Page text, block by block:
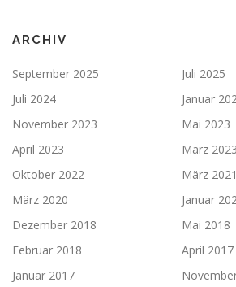
ARCHIV
September 2025
Juli 2025
Juli 2024
Januar
November 2023
Mai 2023
April 2023
März 2023
Oktober 2022
März 2021
März 2020
Januar
Dezember 2018
Mai 2018
Februar 2018
April 2017
Januar 2017